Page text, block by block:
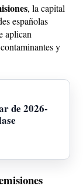
, la capital
españolas
aplican
y
de 2026-